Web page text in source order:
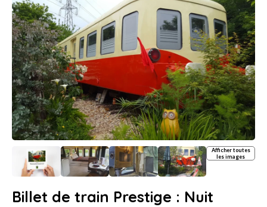
Afficher toutes
les images
Billet de train Prestige : Nuit